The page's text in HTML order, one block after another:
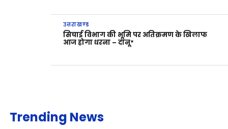
उत्तराखण्ड
सिचाई विभाग की भूमि पर अतिक्रमण के खिलाफ
आज होगा धरना – दानू*
Trending News